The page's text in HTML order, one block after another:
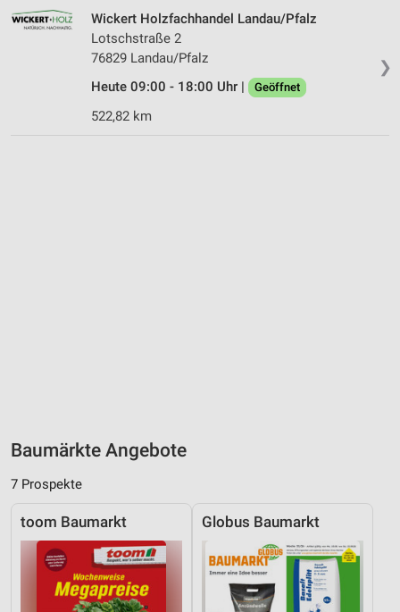
❯
Wickert Holzfachhandel Landau/Pfalz
Lotschstraße 2
76829 Landau/Pfalz
Heute 09:00 - 18:00 Uhr |
Geöffnet
522,82 km
Baumärkte Angebote
7 Prospekte
toom Baumarkt Globus Baumarkt